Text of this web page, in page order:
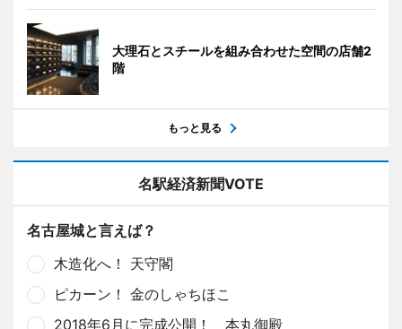
大理石とスチールを組み合わせた空間の店舗2
階
もっと見る
名駅経済新聞VOTE
名古屋城と言えば？
木造化へ！ 天守閣
ピカーン！ 金のしゃちほこ
2018年6月に完成公開！ 本丸御殿